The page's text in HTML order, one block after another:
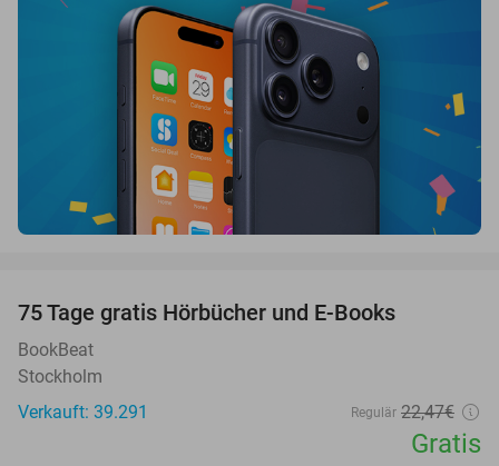
75 Tage gratis Hörbücher und E-Books
BookBeat
Stockholm
Verkauft: 39.291
Regulär 22,47€
Gratis